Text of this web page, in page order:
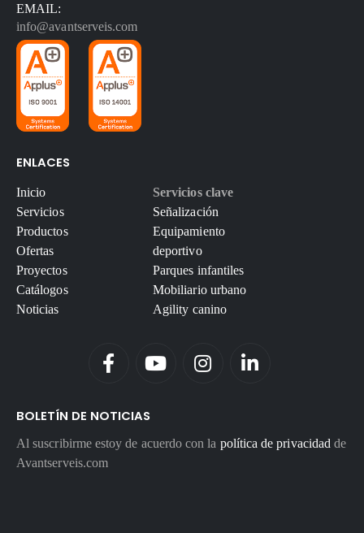
EMAIL:
info@avantserveis.com
ENLACES
Inicio
Servicios
Productos
Ofertas
Proyectos
Catálogos
Noticias
Servicios clave
Señalización
Equipamiento
deportivo
Parques infantiles
Mobiliario urbano
Agility canino
BOLETÍN DE NOTICIAS
Al suscribirme estoy de acuerdo con la política de privacidad de
Avantserveis.com